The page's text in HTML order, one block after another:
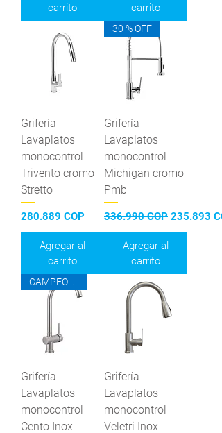
carrito
carrito
Grifería
Lavaplatos
monocontrol
Trivento cromo
Stretto
Precio
280.889 COP
Agregar al
carrito
30 % OFF
Grifería
Lavaplatos
monocontrol
Michigan cromo
Pmb
Precio
336.990 COP Precio de
235.893
Agregar al
carrito
Grifería
Lavaplatos
monocontrol
Cento Inox
Grifería
Lavaplatos
monocontrol
Veletri Inox